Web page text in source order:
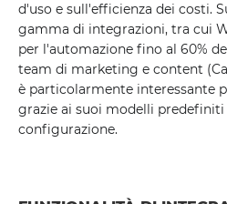
d'uso e sull'efficienza dei costi.
gamma di integrazioni, tra cui
per l'automazione fino al 60%
team di marketing e content
è particolarmente interessante
grazie ai suoi modelli predefiniti
configurazione.